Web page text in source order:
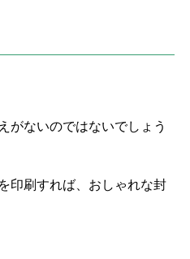
がないのではないでしょう
印刷すれば、おしゃれな封